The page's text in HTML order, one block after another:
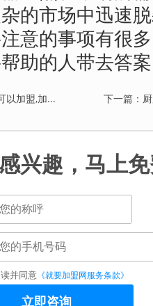
的市场中迅速
意的事项有很
助的人带去答
下一篇：
以加盟,加...
兴趣，马上
并同意 《就要加盟网服务条款》
立即咨询